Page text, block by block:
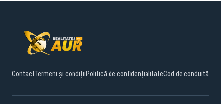
ContactTermeni și condițiiPolitică de confidențialitateCod de conduită